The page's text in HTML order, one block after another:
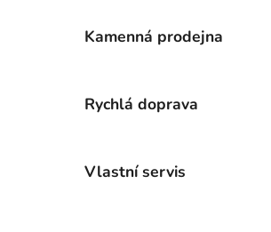
Kamenná prodejna
Rychlá doprava
Vlastní servis